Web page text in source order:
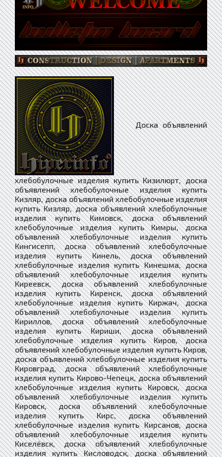
Доска объявлений хлебобулочные изделия купить Кизилюрт, доска объявлений хлебобулочные изделия купить Кизляр, доска объявлений хлебобулочные изделия купить Кизляр, доска объявлений хлебобулочные изделия купить Кимовск, доска объявлений хлебобулочные изделия купить Кимры, доска объявлений хлебобулочные изделия купить Кингисепп, доска объявлений хлебобулочные изделия купить Кинель, доска объявлений хлебобулочные изделия купить Кинешма, доска объявлений хлебобулочные изделия купить Киреевск, доска объявлений хлебобулочные изделия купить Киренск, доска объявлений хлебобулочные изделия купить Киржач, доска объявлений хлебобулочные изделия купить Кириллов, доска объявлений хлебобулочные изделия купить Кириши, доска объявлений хлебобулочные изделия купить Киров, доска объявлений хлебобулочные изделия купить Киров, доска объявлений хлебобулочные изделия купить Кировград, доска объявлений хлебобулочные изделия купить Кирово-Чепецк, доска объявлений хлебобулочные изделия купить Кировск, доска объявлений хлебобулочные изделия купить Кировск, доска объявлений хлебобулочные изделия купить Кирс, доска объявлений хлебобулочные изделия купить Кирсанов, доска объявлений хлебобулочные изделия купить Киселёвск, доска объявлений хлебобулочные изделия купить Кисловодск, доска объявлений хлебобулочные изделия купить Клетня, доска объявлений хлебобулочные изделия купить Климово, доска объявлений хлебобулочные изделия купить Клин, доска объявлений хлебобулочные изделия купить Клинцы, доска объявлений хлебобулочные изделия купить Княгинино, доска объявлений хлебобулочные изделия купить Ковдор, доска объявлений хлебобулочные изделия купить Ковров, доска объявлений хлебобулочные изделия купить Ковылкино, доска объявлений хлебобулочные изделия купить Когалым, доска объявлений хлебобулочные изделия купить Кодинск, доска объявлений хлебобулочные изделия купить Козельск, доска объявлений хлебобулочные изделия купить Козловка, доска объявлений хлебобулочные изделия купить Козьмодемьянск, доска объявлений хлебобулочные изделия купить Кокоревка, доска объявлений хлебобулочные изделия купить Кола, доска объявлений хлебобулочные изделия купить Кологрив, доска объявлений хлебобулочные изделия купить Коломна, доска объявлений хлебобулочные изделия купить Колпашево, доска объявлений хлебобулочные изделия купить Колышлей, доска объявлений хлебобулочные изделия купить Кольчугино, доска объявлений хлебобулочные изделия купить Комаричи, доска объявлений хлебобулочные изделия купить Коммунар, доска объявлений хлебобулочные изделия купить Комсомольск, доска объявлений хлебобулочные изделия купить Комсомольск-на-Амуре, доска объявлений хлебобулочные изделия купить Конаково, доска объявлений хлебобулочные изделия купить Кондопога, доска объявлений хлебобулочные изделия купить Кондрово, доска объявлений хлебобулочные изделия купить Коноша, доска объявлений хлебобулочные изделия купить Константиновск, доска объявлений хлебобулочные изделия купить Копейск, доска объявлений хлебобулочные изделия купить Кораблино, доска объявлений хлебобулочные изделия купить Кореновск, доска объявлений хлебобулочные изделия купить Коркино, доска объявлений хлебобулочные изделия купить Королёв, доска объявлений хлебобулочные изделия купить Короча, доска объявлений хлебобулочные изделия купить Корсаков, доска объявлений хлебобулочные изделия купить Коряжма, доска объявлений хлебобулочные изделия купить Костерёво, доска объявлений хлебобулочные изделия купить Костомукша, доска объявлений хлебобулочные изделия купить Кострома, доска объявлений хлебобулочные изделия купить Котельники, доска объявлений хлебобулочные изделия купить Котельниково, доска объявлений хлебобулочные изделия купить Котельнич, доска объявлений хлебобулочные изделия купить Котлас, доска объявлений хлебобулочные изделия купить Котово, доска объявлений хлебобулочные изделия купить Котовск, доска объявлений хлебобулочные изделия купить Кохма, доска объявлений хлебобулочные изделия купить Красавино, доска объявлений хлебобулочные изделия купить Красная Гора, доска объявлений хлебобулочные изделия купить Красная Горбатка, доска объявлений хлебобулочные изделия купить Красноармейск, доска объявлений хлебобулочные изделия купить Красноармейск, доска объявлений хлебобулочные изделия купить Красновишерск, доска объявлений хлебобулочные изделия купить Красногвардейское, доска объявлений хлебобулочные изделия купить Красногородск, доска объявлений хлебобулочные изделия купить Красногорск, доска объявлений хлебобулочные изделия купить Краснодар, доска объявлений хлебобулочные изделия купить Краснозаводск, доска объявлений хлебобулочные изделия купить Краснознаменск, доска объявлений хлебобулочные изделия купить Краснознаменск, доска объявлений хлебобулочные изделия купить Краснокаменск, доска объявлений хлебобулочные изделия купить Краснокамск, доска объявлений хлебобулочные изделия купить Красноперекопск, доска объявлений хлебобулочные изделия купить Краснослободск, доска объявлений хлебобулочные изделия купить Краснослободск, доска объявлений хлебобулочные изделия купить Краснотурьинск, доска объявлений хлебобулочные изделия купить Красноуральск, доска объявлений хлебобулочные изделия купить Красноуфимск, доска объявлений хлебобулочные изделия купить Красноярск, доска объявлений хлебобулочные изделия купить Красный, доска объявлений хлебобулочные изделия купить Красный Кут, доска объявлений хлебобулочные изделия купить Красный Луч, доска объявлений хлебобулочные изделия купить Красный Сулин, доска объявлений хлебобулочные изделия купить Красный Холм, доска объявлений хлебобулочные изделия купить Кремёнки, доска объявлений хлебобулочные изделия купить Кропоткин, доска объявлений хлебобулочные изделия купить Крымск, доска объявлений хлебобулочные изделия купить Кстово, доска объявлений хлебобулочные изделия купить Кубинка, доска объявлений хлебобулочные изделия купить Кувандык, доска объявлений хлебобулочные изделия купить Кувшиново, доска объявлений хлебобулочные изделия купить Кудымкар, доска объявлений хлебобулочные изделия купить Кузнецк, доска объявлений хлебобулочные изделия купить Куйбышев, доска объявлений хлебобулочные изделия купить Куйбышевский Затон, доска объявлений хлебобулочные изделия купить Кукмор, доска объявлений хлебобулочные изделия купить Кулебаки, доска объявлений хлебобулочные изделия купить Кулой, доска объявлений хлебобулочные изделия купить Кумертау, доска объявлений хлебобулочные изделия купить Кумыш, доска объявлений хлебобулочные изделия купить Кунгур, доска объявлений хлебобулочные изделия купить Кунья, доска объявлений хлебобулочные изделия купить Купино, доска объявлений хлебобулочные изделия купить Курган, доска объявлений хлебобулочные изделия купить Курганинск, доска объявлений хлебобулочные изделия купить Курджиново, доска объявлений хлебобулочные изделия купить Курильск, доска объявлений хлебобулочные изделия купить Курлово, доска объявлений хлебобулочные изделия купить Куровское, доска объявлений хлебобулочные изделия купить Курск, доска объявлений хлебобулочные изделия купить Куртамыш, доска объявлений хлебобулочные изделия купить Курчатов, доска объявлений хлебобулочные изделия купить Куса, доска объявлений хлебобулочные изделия купить Кушва, доска объявлений хлебобулочные изделия купить Кызыл, доска объявлений хлебобулочные изделия купить Кыштым, доска объявлений хлебобулочные изделия купить Кяхта, доска объявлений хлебобулочные изделия купить Лабинск, доска объявлений хлебобулочные изделия купить Лабытнанги, доска объявлений хлебобулочные изделия купить Лагань, доска объявлений хлебобулочные изделия купить Ладушкин, доска объявлений хлебобулочные изделия купить Лаишево, доска объявлений хлебобулочные изделия купить Лакинск, доска объявлений хлебобулочные изделия купить Лангепас, доска объявлений хлебобулочные изделия купить Лахденпохья, доска объявлений хлебобулочные изделия купить Лебедянь, доска объявлений хлебобулочные изделия купить Лениногорск, доска объявлений хлебобулочные изделия купить Ленинск, доска объявлений хлебобулочные изделия купить Ленинск-Кузнецкий, доска объявлений хлебобулочные изделия купить Ленск, доска объявлений хлебобулочные изделия купить Лермонтов, доска объявлений хлебобулочные изделия купить Лесной, доска объявлений хлебобулочные изделия купить Лесозаводск, доска объявлений хлебобулочные изделия купить Лесосибирск, доска объявлений хлебобулочные изделия купить Ливны, доска объявлений хлебобулочные изделия купить Ликино-Дулёво, доска объявлений хлебобулочные изделия купить Липецк, доска объявлений хлебобулочные изделия купить Липки, доска объявлений хлебобулочные изделия купить Лиски, доска объявлений хлебобулочные изделия купить Лихославль, доска объявлений хлебобулочные изделия купить Лобня, доска объявлений хлебобулочные изделия купить Лодейное Поле, доска объявлений хлебобулочные изделия купить Локня, доска объявлений хлебобулочные изделия купить Локоть, доска объявлений хлебобулочные изделия купить Лосино-Петровский, доска объявлений хлебобулочные изделия купить Луга, доска объявлений хлебобулочные изделия купить Луза, доска объявлений хлебобулочные изделия купить Луковская, доска объявлений хлебобулочные изделия купить Лукоянов, доска объявлений хлебобулочные изделия купить Лунино, доска объявлений хлебобулочные изделия купить Луховицы, доска объявлений хлебобулочные изделия купить Лысково, доска объявлений хлебобулочные изделия купить Лысьва, доска объявлений хлебобулочные изделия купить Лыткарино, доска объявлений хлебобулочные изделия купить Льгов, доска объявлений хлебобулочные изделия купить Любань, доска объявлений хлебобулочные изделия купить Люберцы, доска объявлений хлебобулочные изделия купить Любим, доска объявлений хлебобулочные изделия купить Любохна, доска объявлений хлебобулочные изделия купить Людиново, доска объявлений хлебобулочные изделия купить Лянтор, доска объявлений хлебобулочные изделия купить Магадан, доска объявлений хлебобулочные изделия купить Магас, доска объявлений хлебобулочные изделия купить Магнитогорск, дос